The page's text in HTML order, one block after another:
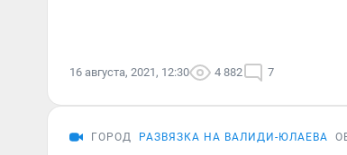
16 августа, 2021, 12:30 4 882 7
ГОРОД РАЗВЯЗКА НА ВАЛИДИ-ЮЛАЕВА